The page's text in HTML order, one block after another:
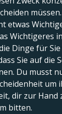
müssen.
etwas
Wichtigeres
Dinge für Sie
Sie auf die
Du musst
um
dir zur Hand
bitten.